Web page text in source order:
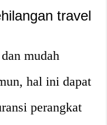
travel
mudah
hal ini dapat
perangkat